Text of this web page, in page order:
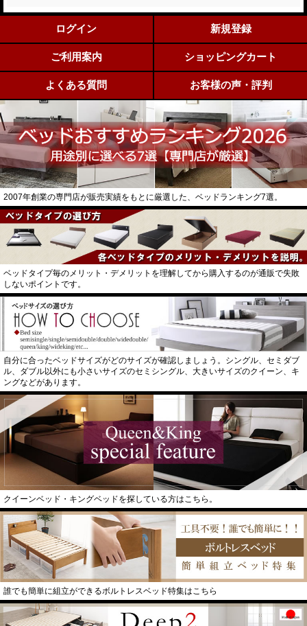
ログイン 新規登録
ご利用案内 ショッピングカート
よくある質問 お客様の声・評判
2007年創業の専門店が販売実績をもとに厳選した、ベッドランキング7選。
ベッドタイプ毎のメリット・デメリットを理解してから購入するのが通販で失敗
しないポイントです。
自分に合ったベッドサイズがどのサイズが確認しましょう。シングル、セミダブ
ル、ダブル以外にも小さいサイズのセミシングル、大きいサイズのクイーン、キ
ングなどがあります。
クイーンベッド・キングベッドを探している方はこちら。
誰でも簡単に組立ができるボルトレスベッド特集はこちら